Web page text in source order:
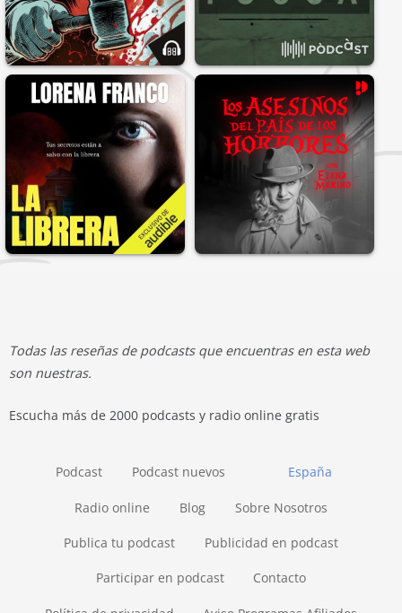
Todas las reseñas de podcasts que encuentras en esta web
son nuestras.
Escucha más de 2000 podcasts y radio online gratis
España
Podcast Podcast nuevos
Radio online Blog Sobre Nosotros
Publica tu podcast Publicidad en podcast
Participar en podcast Contacto